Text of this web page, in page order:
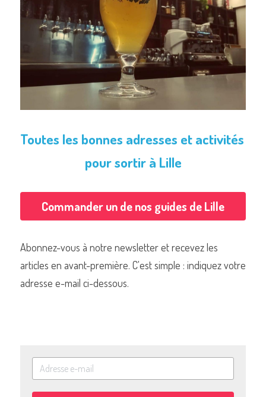
Toutes les bonnes adresses et activités
pour sortir à Lille
Commander un de nos guides de Lille
Abonnez-vous à notre newsletter et recevez les
articles en avant-première. C'est simple : indiquez votre
adresse e-mail ci-dessous.